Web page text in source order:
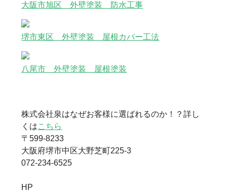
大阪市旭区 外壁塗装 防水工事
堺市東区 外壁塗装 屋根カバー工法
八尾市 外壁塗装 屋根塗装
株式会社泉はなぜお客様に選ばれるのか！？詳し
くはこちら
〒599-8233
大阪府堺市中区大野芝町225-3
072-234-6525
HP